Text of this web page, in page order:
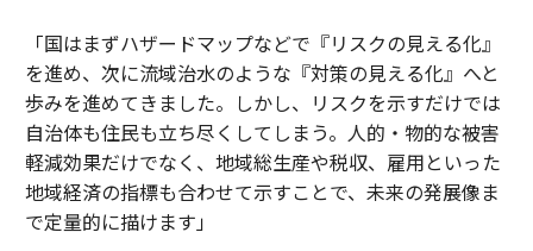
「国はまずハザードマップなどで『リスクの見える化』
を進め、次に流域治水のような『対策の見える化』へと
歩みを進めてきました。しかし、リスクを示すだけでは
自治体も住民も立ち尽くしてしまう。人的・物的な被害
軽減効果だけでなく、地域総生産や税収、雇用といった
地域経済の指標も合わせて示すことで、未来の発展像ま
で定量的に描けます」